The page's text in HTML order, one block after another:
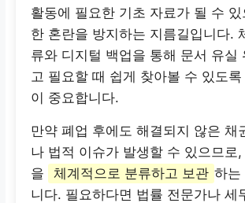
필요 시
세무 전문가
활동에 필요한 기초 자료가 될 수
한 혼란을 방지하는 지름길입니다.
류와 디지털 백업을 통해 문서 유실
고 필요할 때 쉽게 찾아볼 수 있도
이 중요합니다.
만약 폐업 후에도 해결되지 않은 채
나 법적 이슈가 발생할 수 있으므로
을
체계적으로 분류하고 보관 하는
니다. 필요하다면 법률 전문가나 세